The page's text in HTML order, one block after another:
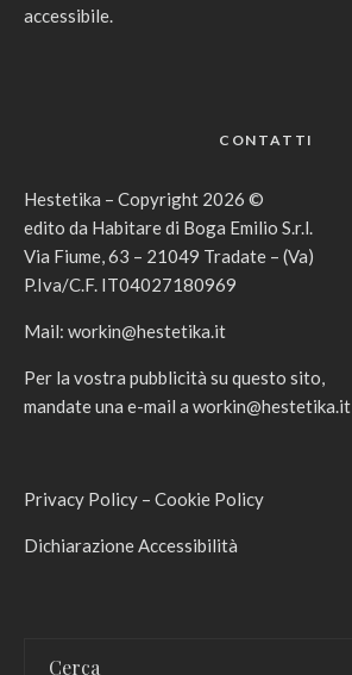
accessibile.
CONTATTI
Hestetika – Copyright 2026 ©
edito da Habitare di Boga Emilio S.r.l.
Via Fiume, 63 – 21049 Tradate – (Va)
P.Iva/C.F. IT04027180969
Mail: workin@hestetika.it
Per la vostra pubblicità su questo sito,
mandate una e-mail a workin@hestetika.it
Privacy Policy – Cookie Policy
Dichiarazione Accessibilità